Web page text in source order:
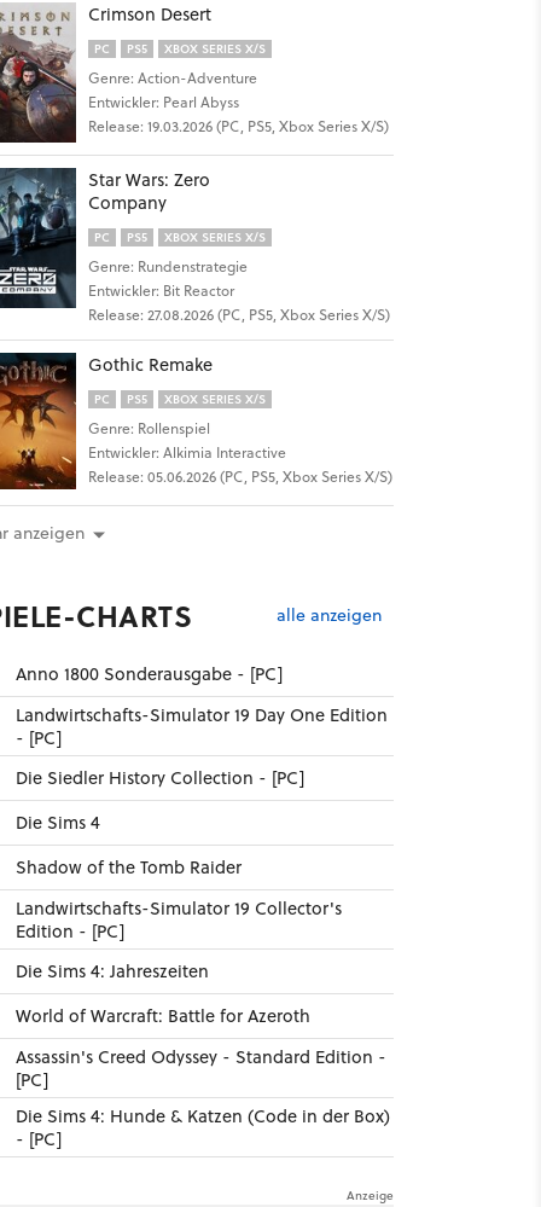
Crimson Desert
PC PS5 XBOX SERIES X/S
Genre: Action-Adventure
Entwickler: Pearl Abyss
Release: 19.03.2026 (PC, PS5, Xbox Series X/S)
Star Wars: Zero
Company
PC PS5 XBOX SERIES X/S
Genre: Rundenstrategie
Entwickler: Bit Reactor
Release: 27.08.2026 (PC, PS5, Xbox Series X/S)
Gothic Remake
PC PS5 XBOX SERIES X/S
Genre: Rollenspiel
Entwickler: Alkimia Interactive
Release: 05.06.2026 (PC, PS5, Xbox Series X/S)
anzeigen
CHARTS alle anzeigen
Anno 1800 Sonderausgabe - [PC]
Landwirtschafts-Simulator 19 Day One Edition
- [PC]
Die Siedler History Collection - [PC]
Die Sims 4
Shadow of the Tomb Raider
Landwirtschafts-Simulator 19 Collector's
Edition - [PC]
Die Sims 4: Jahreszeiten
World of Warcraft: Battle for Azeroth
Assassin's Creed Odyssey - Standard Edition -
[PC]
Die Sims 4: Hunde & Katzen (Code in der Box)
- [PC]